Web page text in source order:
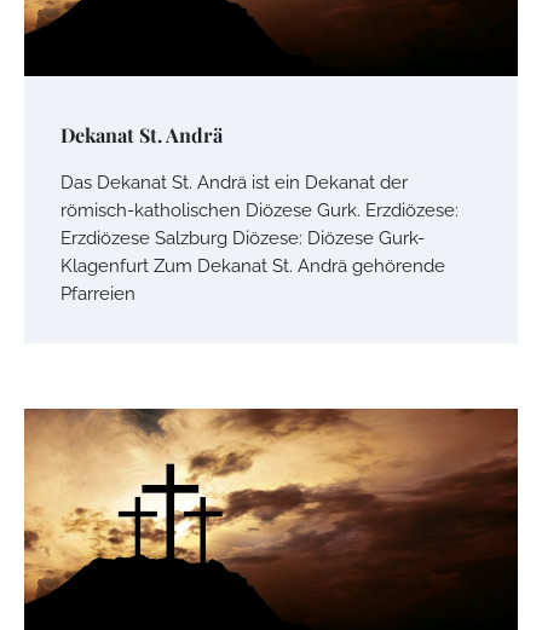
Dekanat St. Andrä
Das Dekanat St. Andrä ist ein Dekanat der
römisch-katholischen Diözese Gurk. Erzdiözese:
Erzdiözese Salzburg Diözese: Diözese Gurk-
Klagenfurt Zum Dekanat St. Andrä gehörende
Pfarreien